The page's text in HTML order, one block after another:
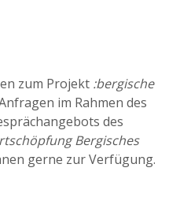
zum Projekt :bergische
im Rahmen des
des
Bergisches
gerne zur Verfügung.